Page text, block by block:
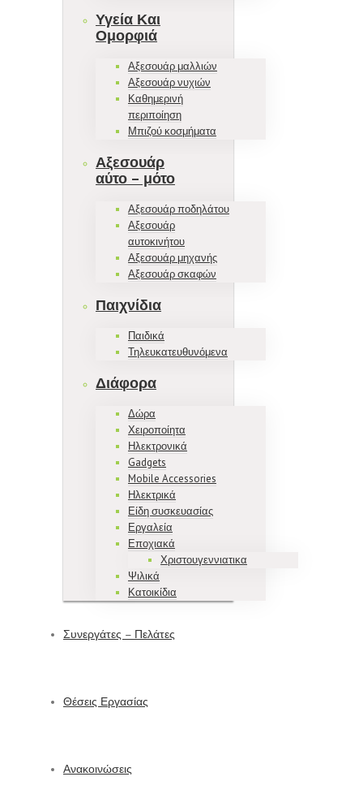
Υγεία Και
Ομορφιά
Αξεσουάρ μαλλιών
Αξεσουάρ νυχιών
Καθημερινή
περιποίηση
Μπιζού κοσμήματα
Αξεσουάρ
αύτο – μότο
Αξεσουάρ ποδηλάτου
Αξεσουάρ
αυτοκινήτου
Αξεσουάρ μηχανής
Αξεσουάρ σκαφών
Παιχνίδια
Παιδικά
Τηλευκατευθυνόμενα
Διάφορα
Δώρα
Χειροποίητα
Ηλεκτρονικά
Gadgets
Mobile Accessories
Ηλεκτρικά
Είδη συσκευασίας
Εργαλεία
Εποχιακά
Χριστουγεννιατικα
Ψιλικά
Κατοικίδια
Συνεργάτες – Πελάτες
Θέσεις Εργασίας
Ανακοινώσεις